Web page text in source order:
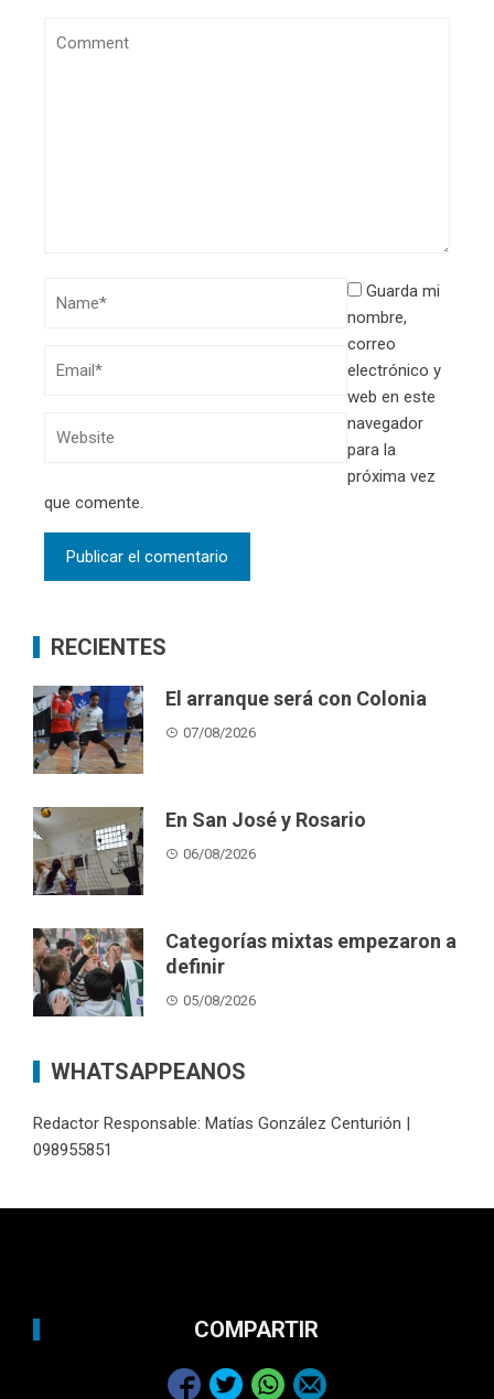
Guarda mi
nombre,
correo
electrónico y
web en este
navegador
para la
próxima vez
que comente.
RECIENTES
El arranque será con Colonia
07/08/2026
En San José y Rosario
06/08/2026
Categorías mixtas empezaron a
definir
05/08/2026
WHATSAPPEANOS
Redactor Responsable: Matías González Centurión |
098955851
COMPARTIR